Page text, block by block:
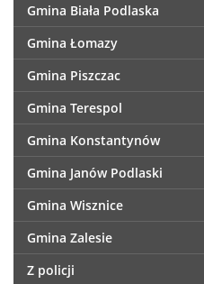
Gmina Biała Podlaska
Gmina Łomazy
Gmina Piszczac
Gmina Terespol
Gmina Konstantynów
Gmina Janów Podlaski
Gmina Wisznice
Gmina Zalesie
Z policji